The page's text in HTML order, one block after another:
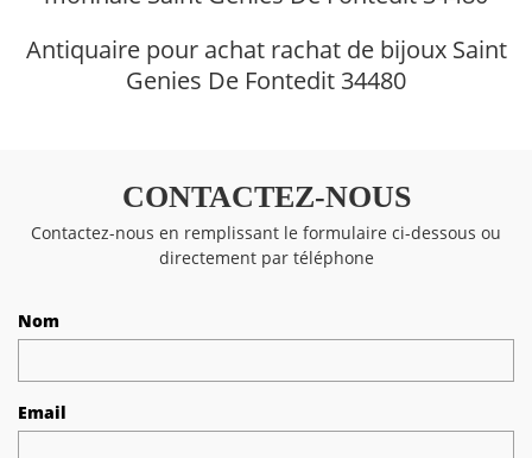
Antiquaire pour achat rachat de bijoux Saint
Genies De Fontedit 34480
CONTACTEZ-NOUS
Contactez-nous en remplissant le formulaire ci-dessous ou
directement par téléphone
Nom
Email